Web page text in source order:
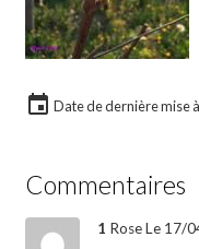
Date de dernière mise
Commentaires
1 RoseLe 17/